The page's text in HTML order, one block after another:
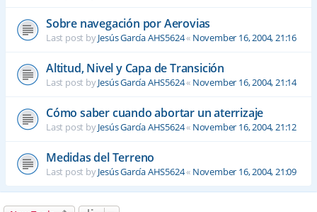
Sobre navegación por Aerovias
Last post byJesús García AHS5624« November 16, 2004, 21:16
Altitud, Nivel y Capa de Transición
Last post byJesús García AHS5624« November 16, 2004, 21:14
Cómo saber cuando abortar un aterrizaje
Last post byJesús García AHS5624« November 16, 2004, 21:12
Medidas del Terreno
Last post byJesús García AHS5624« November 16, 2004, 21:09